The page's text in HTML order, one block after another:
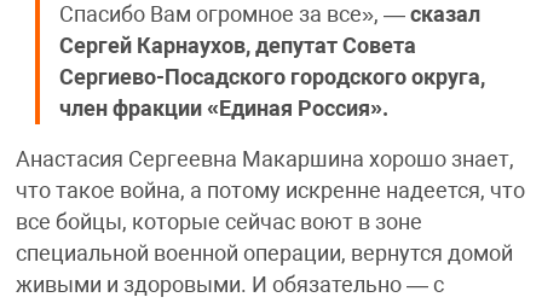
Спасибо Вам огромное за все», — сказал
Сергей Карнаухов, депутат Совета
Сергиево-Посадского городского округа,
член фракции «Единая Россия».
Анастасия Сергеевна Макаршина хорошо знает,
что такое война, а потому искренне надеется, что
все бойцы, которые сейчас воют в зоне
специальной военной операции, вернутся домой
живыми и здоровыми. И обязательно — с